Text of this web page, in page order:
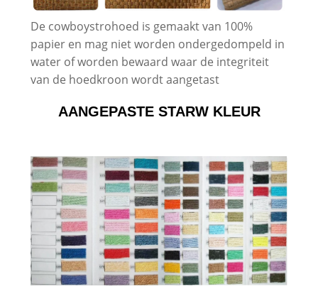
De cowboystrohoed is gemaakt van 100%
papier en mag niet worden ondergedompeld in
water of worden bewaard waar de integriteit
van de hoedkroon wordt aangetast
AANGEPASTE STARW KLEUR